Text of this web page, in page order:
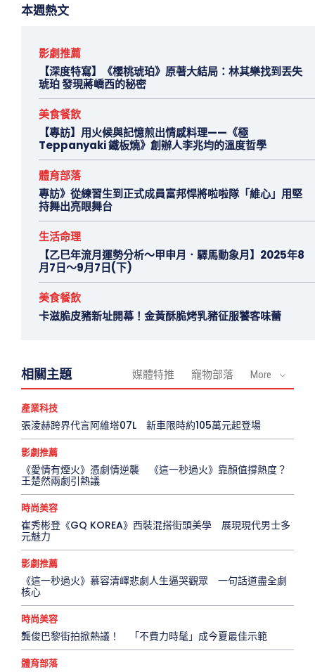
本週熱文
影劇推薦
【深度特寫】《櫻桃琥珀》原著大結局：林其樂找到丟失
琥珀 發現蔣嶠西的秘密
美食餐飲
【專訪】用火候與記憶煎出情感料理——《極
Teppanyaki 鐵板燒》創辦人李兆均的溫度哲學
體育部落
專訪》從練習生到正式成員富邦悍將啦啦隊「維心」用堅
持舞出亮眼舞台
生活命理
【乙巳年流月運勢分析～甲申月．驛馬動象月】2025年8
月7日～9月7日(下)
美食餐飲
卡滋脆皮豬新址開幕！金黃酥脆烤乳豬征服饕客味蕾
相關主題 媒體特推 寵物部落 More
產業科技
張淩赫跨界代言阿維塔07L 新車限時約105萬元起登場
影劇推薦
《愛情有煙火》憑劇情逆襲 《這一秒過火》靠顏值撐熱度？
王楚然兩劇引熱議
時尚美容
崔秀彬登《GQ KOREA》西裝混搭街頭美學 展現現代男士多
元魅力
影劇推薦
《這一秒過火》慕容清嶧悲劇人生逼哭觀眾 一句話道盡全劇
核心
時尚美容
龔俊巴黎街拍掀熱議！ 「不費力時髦」成今夏最佳示範
體育部落